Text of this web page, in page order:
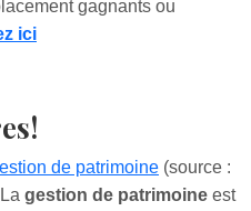
gagnants ou
ici
de patrimoine (source :
gestion de patrimoine est